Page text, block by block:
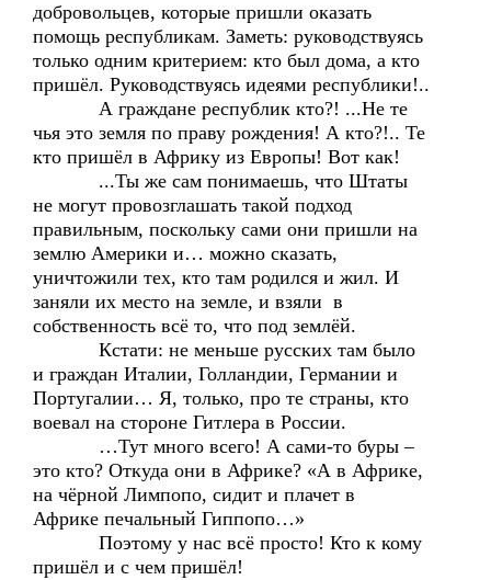
добровольцев, которые пришли оказать
помощь республикам. Заметь: руководствуясь
только одним критерием: кто был дома, а кто
пришёл. Руководствуясь идеями республики!..
А граждане республик кто?! ...Не те
чья это земля по праву рождения! А кто?!.. Те
кто пришёл в Африку из Европы! Вот как!
...Ты же сам понимаешь, что Штаты
не могут провозглашать такой подход
правильным, поскольку сами они пришли на
землю Америки и… можно сказать,
уничтожили тех, кто там родился и жил. И
заняли их место на земле, и взяли в
собственность всё то, что под землёй.
Кстати: не меньше русских там было
и граждан Италии, Голландии, Германии и
Португалии… Я, только, про те страны, кто
воевал на стороне Гитлера в России.
…Тут много всего! А сами-то буры –
это кто? Откуда они в Африке? «А в Африке,
на чёрной Лимпопо, сидит и плачет в
Африке печальный Гиппопо…»
Поэтому у нас всё просто! Кто к кому
пришёл и с чем пришёл!